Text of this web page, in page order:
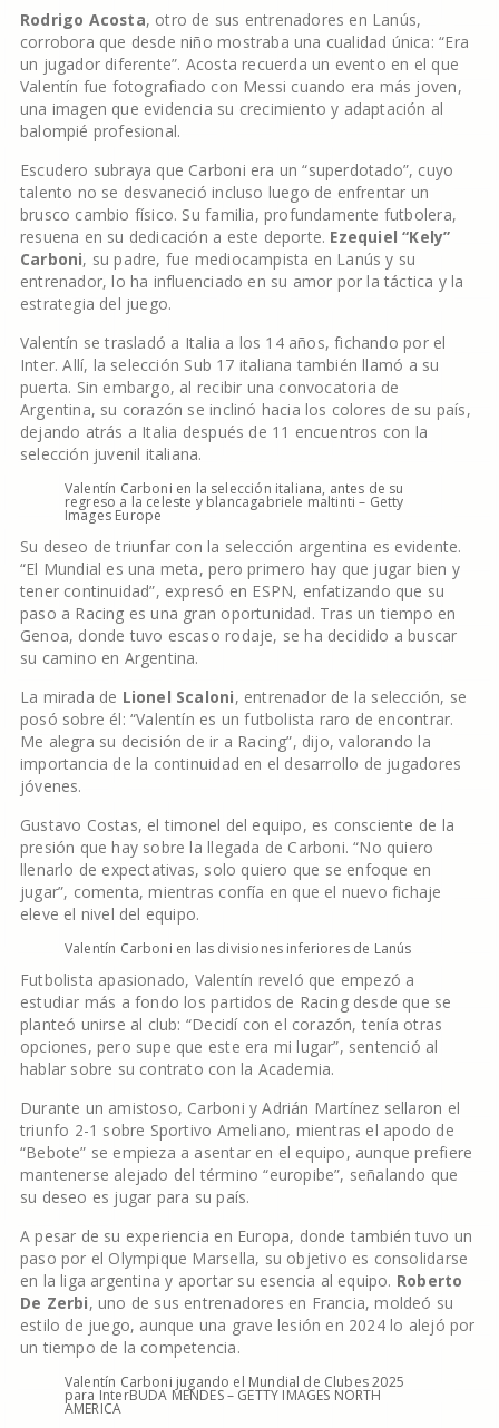
Rodrigo Acosta, otro de sus entrenadores en Lanús,
corrobora que desde niño mostraba una cualidad única: “Era
un jugador diferente”. Acosta recuerda un evento en el que
Valentín fue fotografiado con Messi cuando era más joven,
una imagen que evidencia su crecimiento y adaptación al
balompié profesional.
Escudero subraya que Carboni era un “superdotado”, cuyo
talento no se desvaneció incluso luego de enfrentar un
brusco cambio físico. Su familia, profundamente futbolera,
resuena en su dedicación a este deporte. Ezequiel “Kely”
Carboni, su padre, fue mediocampista en Lanús y su
entrenador, lo ha influenciado en su amor por la táctica y la
estrategia del juego.
Valentín se trasladó a Italia a los 14 años, fichando por el
Inter. Allí, la selección Sub 17 italiana también llamó a su
puerta. Sin embargo, al recibir una convocatoria de
Argentina, su corazón se inclinó hacia los colores de su país,
dejando atrás a Italia después de 11 encuentros con la
selección juvenil italiana.
Valentín Carboni en la selección italiana, antes de su
regreso a la celeste y blancagabriele maltinti – Getty
Images Europe
Su deseo de triunfar con la selección argentina es evidente.
“El Mundial es una meta, pero primero hay que jugar bien y
tener continuidad”, expresó en ESPN, enfatizando que su
paso a Racing es una gran oportunidad. Tras un tiempo en
Genoa, donde tuvo escaso rodaje, se ha decidido a buscar
su camino en Argentina.
La mirada de Lionel Scaloni, entrenador de la selección, se
posó sobre él: “Valentín es un futbolista raro de encontrar.
Me alegra su decisión de ir a Racing”, dijo, valorando la
importancia de la continuidad en el desarrollo de jugadores
jóvenes.
Gustavo Costas, el timonel del equipo, es consciente de la
presión que hay sobre la llegada de Carboni. “No quiero
llenarlo de expectativas, solo quiero que se enfoque en
jugar”, comenta, mientras confía en que el nuevo fichaje
eleve el nivel del equipo.
Valentín Carboni en las divisiones inferiores de Lanús
Futbolista apasionado, Valentín reveló que empezó a
estudiar más a fondo los partidos de Racing desde que se
planteó unirse al club: “Decidí con el corazón, tenía otras
opciones, pero supe que este era mi lugar”, sentenció al
hablar sobre su contrato con la Academia.
Durante un amistoso, Carboni y Adrián Martínez sellaron el
triunfo 2-1 sobre Sportivo Ameliano, mientras el apodo de
“Bebote” se empieza a asentar en el equipo, aunque prefiere
mantenerse alejado del término “europibe”, señalando que
su deseo es jugar para su país.
A pesar de su experiencia en Europa, donde también tuvo un
paso por el Olympique Marsella, su objetivo es consolidarse
en la liga argentina y aportar su esencia al equipo. Roberto
De Zerbi, uno de sus entrenadores en Francia, moldeó su
estilo de juego, aunque una grave lesión en 2024 lo alejó por
un tiempo de la competencia.
Valentín Carboni jugando el Mundial de Clubes 2025
para InterBUDA MENDES – GETTY IMAGES NORTH
AMERICA